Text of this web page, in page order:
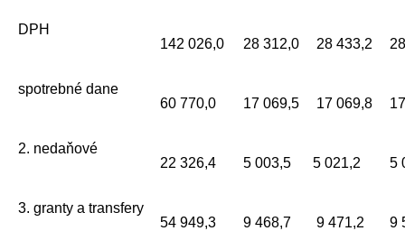
DPH
142 026,0
28 312,0 28 433,2
spotrebné dane
60 770,0
17 069,5 17 069,8
2. nedaňové
22 326,4
5 003,5 5 021,2 5
3. granty a transfery
54 949,3
9 468,7 9 471,2 9